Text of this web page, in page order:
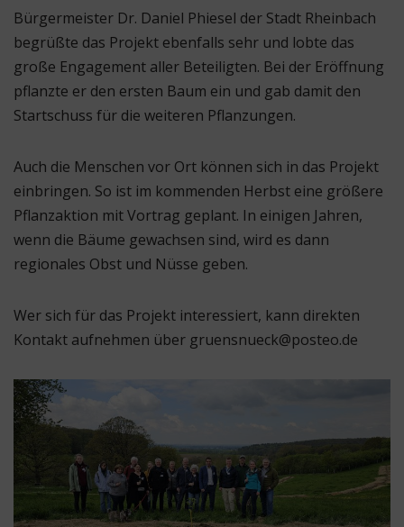
Bürgermeister Dr. Daniel Phiesel der Stadt Rheinbach
begrüßte das Projekt ebenfalls sehr und lobte das
große Engagement aller Beteiligten. Bei der Eröffnung
pflanzte er den ersten Baum ein und gab damit den
Startschuss für die weiteren Pflanzungen.
Auch die Menschen vor Ort können sich in das Projekt
einbringen. So ist im kommenden Herbst eine größere
Pflanzaktion mit Vortrag geplant. In einigen Jahren,
wenn die Bäume gewachsen sind, wird es dann
regionales Obst und Nüsse geben.
Wer sich für das Projekt interessiert, kann direkten
Kontakt aufnehmen über gruensnueck@posteo.de